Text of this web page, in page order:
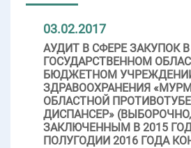
03.02.2017
АУДИТ В СФЕРЕ ЗАКУПОК В
ГОСУДАРСТВЕННОМ
БЮДЖЕТНОМ
ЗДРАВООХРАНЕНИЯ
ОБЛАСТНОЙ
ДИСПАНСЕР»
ЗАКЛЮЧЕННЫМ В 2015
ПОЛУГОДИИ 2016 ГОДА